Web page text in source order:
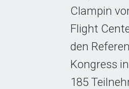
Clampin
Flight
den
Kongress
185